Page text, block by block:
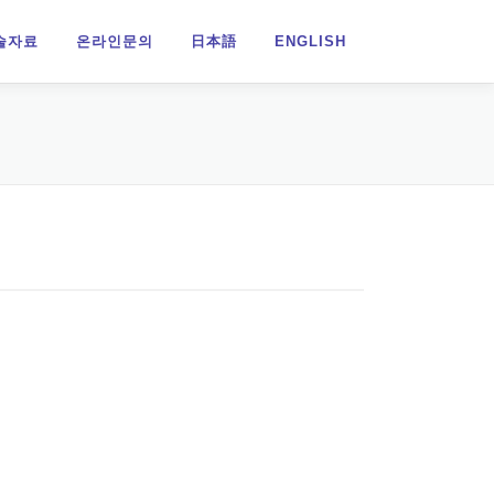
자료 온라인문의 日本語 ENGLISH